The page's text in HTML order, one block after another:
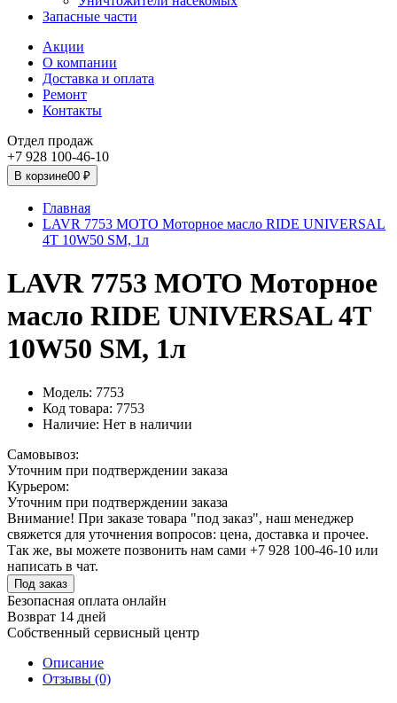
Запасные части
Акции
О компании
Доставка и оплата
Ремонт
Контакты
Отдел продаж
+7 928 100-46-10
В корзине00 ₽
Главная
LAVR 7753 MOTO Моторное масло RIDE UNIVERSAL
4T 10W50 SM, 1л
LAVR 7753 MOTO Моторное
масло RIDE UNIVERSAL 4T
10W50 SM, 1л
Модель: 7753
Код товара: 7753
Наличие: Нет в наличии
Самовывоз:
Уточним при подтверждении заказа
Курьером:
Уточним при подтверждении заказа
Внимание! При заказе товара "под заказ", наш менеджер
свяжется для уточнения вопросов: цена, доставка и прочее.
Так же, вы можете позвонить нам сами +7 928 100-46-10 или
написать в чат.
Под заказ
Безопасная оплата онлайн
Возврат 14 дней
Собственный сервисный центр
Описание
Отзывы (0)